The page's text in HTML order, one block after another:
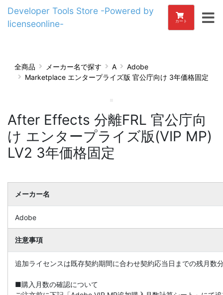
Developer Tools Store -Powered by
licenseonline-
カート
全商品 メーカー名で探す A
Adobe
Marketplace エンタープライズ版 官公庁向け 3年価格固定
After Effects 分離FRL 官公庁向
け エンタープライズ版(VIP MP)
LV2 3年価格固定
メーカー名
Adobe
注意事項
追加ライセンスは既存契約期間に合わせ契約応当日までの残月数
■購入月数の確認について